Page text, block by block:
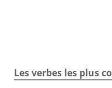
Les verbes les plus